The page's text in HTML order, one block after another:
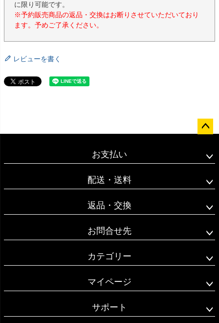
に限り可能です。
※予約販売商品の返品・交換はお断りさせていただいており
ます。予めご了承ください。
レビューを書く
ップ
お支払い
配送・送料
返品・交換
お問合せ先
カテゴリー
マイページ
サポート